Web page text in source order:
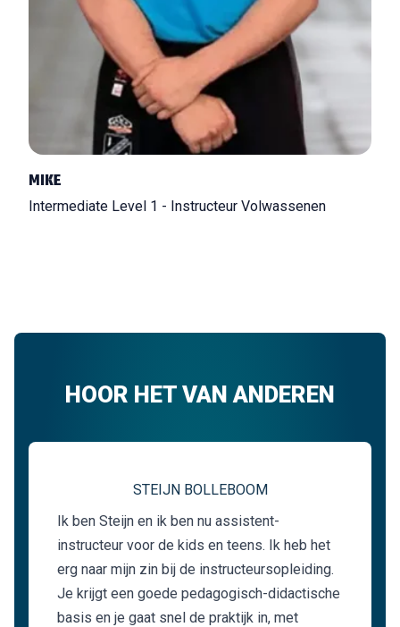
MIKE
Intermediate Level 1 - Instructeur Volwassenen
HOOR HET VAN ANDEREN
STEIJN BOLLEBOOM
Ik ben Steijn en ik ben nu assistent-
instructeur voor de kids en teens. Ik heb het
erg naar mijn zin bij de instructeursopleiding.
Je krijgt een goede pedagogisch-didactische
basis en je gaat snel de praktijk in, met